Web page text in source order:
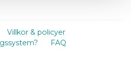
Villkor & policyer
FAQ